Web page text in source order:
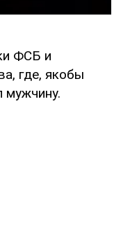
ФСБ и
где, якобы
мужчину.